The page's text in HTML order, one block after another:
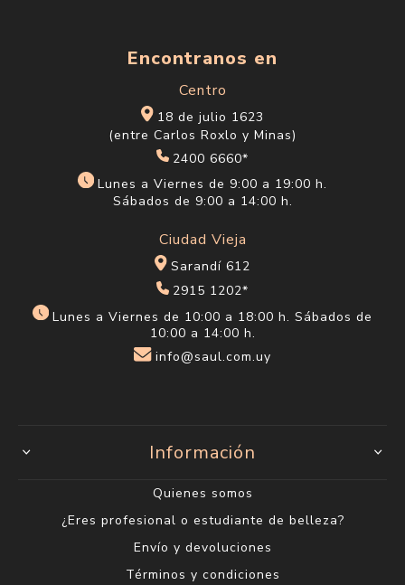
Encontranos en
Centro
18 de julio 1623
(entre Carlos Roxlo y Minas)
2400 6660*
Lunes a Viernes de 9:00 a 19:00 h.
Sábados de 9:00 a 14:00 h.
Ciudad Vieja
Sarandí 612
2915 1202*
Lunes a Viernes de 10:00 a 18:00 h. Sábados de
10:00 a 14:00 h.
info@saul.com.uy
Información
Quienes somos
¿Eres profesional o estudiante de belleza?
Envío y devoluciones
Términos y condiciones